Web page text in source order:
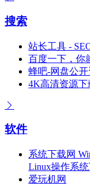
搜索
站长工具 -
百度一下，你
蜂吧-网盘公
4K高清资源下
软件
系统下载网
Linux操作系
爱玩机网